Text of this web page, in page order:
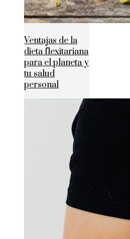
Ventajas de la
dieta flexitariana
para el planeta y
tu salud
personal